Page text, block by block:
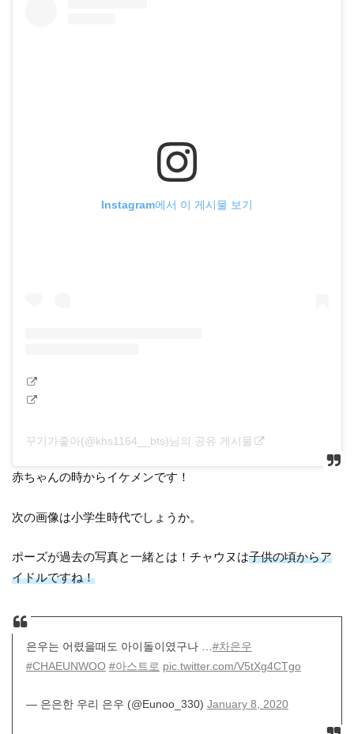
Instagram에서 이 게시물 보기
꾸기가좋아(@khs1164__bts)님의 공유 게시물
赤ちゃんの時からイケメンです！
次の画像は小学生時代でしょうか。
ポーズが過去の写真と一緒とは！チャウヌは子供の頃からア
イドルですね！
은우는 어렸을때도 아이돌이였구나 … #차은우
#CHAEUNWOO #아스트로 pic.twitter.com/V5tXg4CTgo
— 은은한 우리 은우 (@Eunoo_330) January 8, 2020